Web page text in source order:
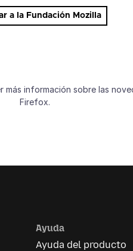
a la Fundación Mozilla
más información sobre las
Firefox.
Ayuda
Ayuda del producto